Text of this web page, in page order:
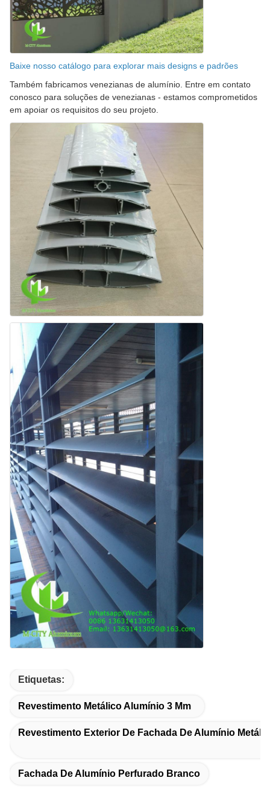
Baixe nosso catálogo para explorar mais designs e padrões
Também fabricamos venezianas de alumínio. Entre em contato
conosco para soluções de venezianas - estamos comprometidos
em apoiar os requisitos do seu projeto.
Etiquetas:
Revestimento Metálico Alumínio 3 Mm
Revestimento Exterior De Fachada De Alumínio
Fachada De Alumínio Perfurado Branco